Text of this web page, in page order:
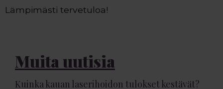
Lämpimästi tervetuloa!
Muita uutisia
Kuinka kauan laserihoidon tulokset kestävät?